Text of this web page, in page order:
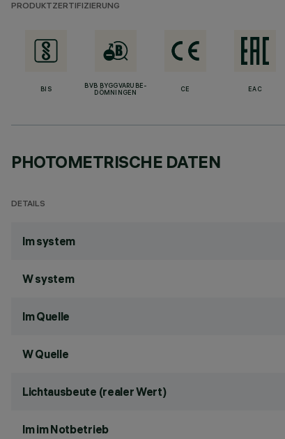
PRODUKTZERTIFIZIERUNG
BIS
BVB BYGGVARUBE-
DÖMNINGEN
CE EAC
PHOTOMETRISCHE DATEN
DETAILS
lm system
W system
lm Quelle
W Quelle
Lichtausbeute (realer Wert)
lm im Notbetrieb